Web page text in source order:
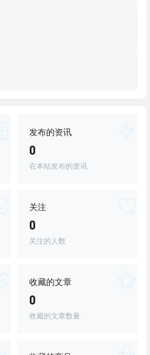
发布的资讯
0
在本站发布的资讯
关注
0
关注的人数
收藏的文章
0
收藏的文章数量